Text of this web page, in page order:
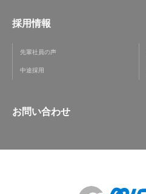
採用情報
先輩社員の声
中途採用
お問い合わせ